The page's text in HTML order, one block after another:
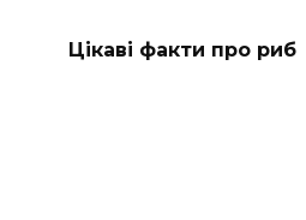
Цікаві факти про риб